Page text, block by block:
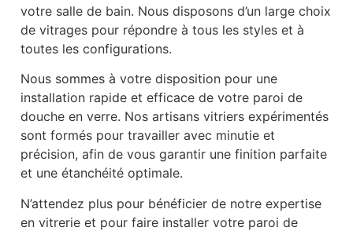
votre salle de bain. Nous disposons d’un large choix
de vitrages pour répondre à tous les styles et à
toutes les configurations.
Nous sommes à votre disposition pour une
installation rapide et efficace de votre paroi de
douche en verre. Nos artisans vitriers expérimentés
sont formés pour travailler avec minutie et
précision, afin de vous garantir une finition parfaite
et une étanchéité optimale.
N’attendez plus pour bénéficier de notre expertise
en vitrerie et pour faire installer votre paroi de